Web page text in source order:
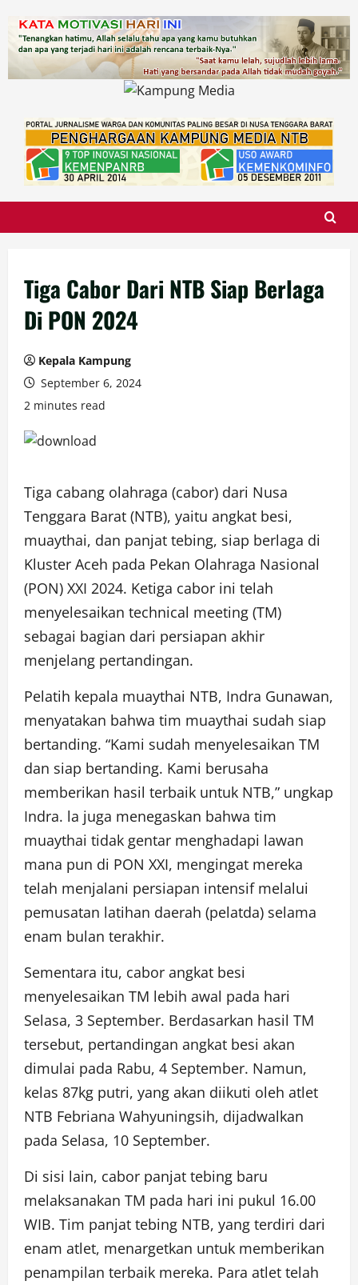
content
Tiga Cabor Dari NTB Siap Berlaga
Di PON 2024
Kepala Kampung
September 6, 2024
2 minutes read
Tiga cabang olahraga (cabor) dari Nusa
Tenggara Barat (NTB), yaitu angkat besi,
muaythai, dan panjat tebing, siap berlaga di
Kluster Aceh pada Pekan Olahraga Nasional
(PON) XXI 2024. Ketiga cabor ini telah
menyelesaikan technical meeting (TM)
sebagai bagian dari persiapan akhir
menjelang pertandingan.
Pelatih kepala muaythai NTB, Indra Gunawan,
menyatakan bahwa tim muaythai sudah siap
bertanding. “Kami sudah menyelesaikan TM
dan siap bertanding. Kami berusaha
memberikan hasil terbaik untuk NTB,” ungkap
Indra. la juga menegaskan bahwa tim
muaythai tidak gentar menghadapi lawan
mana pun di PON XXI, mengingat mereka
telah menjalani persiapan intensif melalui
pemusatan latihan daerah (pelatda) selama
enam bulan terakhir.
Sementara itu, cabor angkat besi
menyelesaikan TM lebih awal pada hari
Selasa, 3 September. Berdasarkan hasil TM
tersebut, pertandingan angkat besi akan
dimulai pada Rabu, 4 September. Namun,
kelas 87kg putri, yang akan diikuti oleh atlet
NTB Febriana Wahyuningsih, dijadwalkan
pada Selasa, 10 September.
Di sisi lain, cabor panjat tebing baru
melaksanakan TM pada hari ini pukul 16.00
WIB. Tim panjat tebing NTB, yang terdiri dari
enam atlet, menargetkan untuk memberikan
penampilan terbaik mereka. Para atlet telah